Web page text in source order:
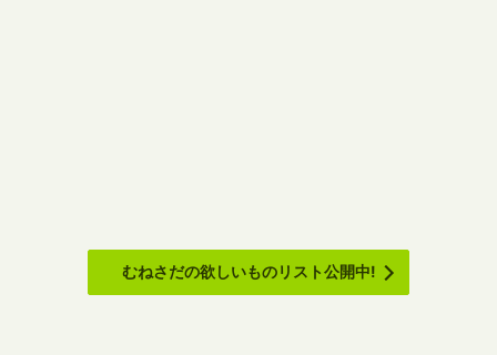
むねさだの欲しいものリスト公開中!